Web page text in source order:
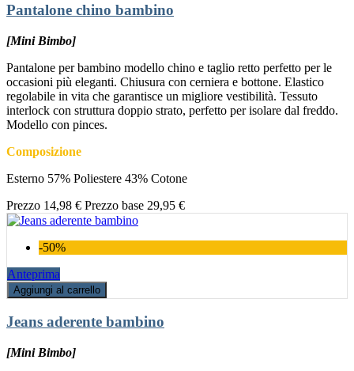
Pantalone chino bambino
[Mini Bimbo]
Pantalone per bambino modello chino e taglio retto perfetto per le
occasioni più eleganti. Chiusura con cerniera e bottone. Elastico
regolabile in vita che garantisce un migliore vestibilità. Tessuto
interlock con struttura doppio strato, perfetto per isolare dal freddo.
Modello con pinces.
Composizione
Esterno 57% Poliestere 43% Cotone
Prezzo 14,98 € Prezzo base 29,95 €
-50%
Anteprima
Aggiungi al carrello
Jeans aderente bambino
[Mini Bimbo]